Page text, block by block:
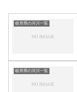
岐阜県の河川一覧
岐阜県の河川一覧